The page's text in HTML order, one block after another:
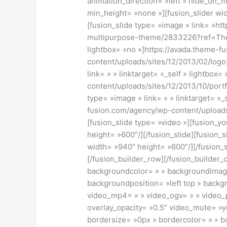
min_height= »none »][fusion_slider
[fusion_slide type= »image » link=
multipurpose-theme/
lightbox= »no »]https://avada.theme-
content/uploads/sites/12/2013/02/
link= » » linktarget= »_self »
content/uploads/sites/12/2013/10/
type= »image » link= » » linktarget=
fusion.com/agency/wp-content/
[fusion_slide type= »video
height= »600″/][/
width= »940″ height= »600″/][/
[/fusion_builder_row][/
backgroundcolor= » »
backgroundposition= »left top »
video_mp4= » » video_ogv= » »
overlay_opacity= »0.5″ video_mute=
bordersize= »0px » bordercolor= » »